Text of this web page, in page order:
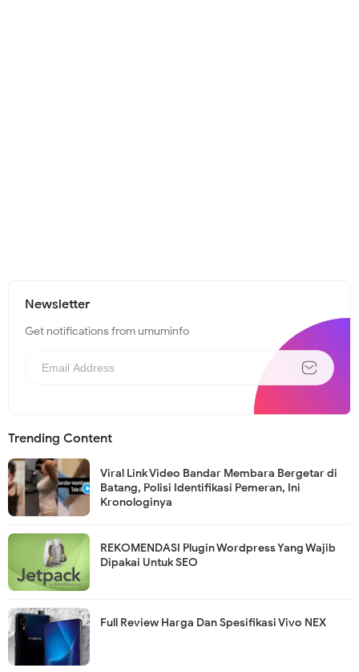
Newsletter
Get notifications from umuminfo
Trending Content
Viral Link Video Bandar Membara Bergetar di
Batang, Polisi Identifikasi Pemeran, Ini
Kronologinya
REKOMENDASI Plugin Wordpress Yang Wajib
Dipakai Untuk SEO
Full Review Harga Dan Spesifikasi Vivo NEX